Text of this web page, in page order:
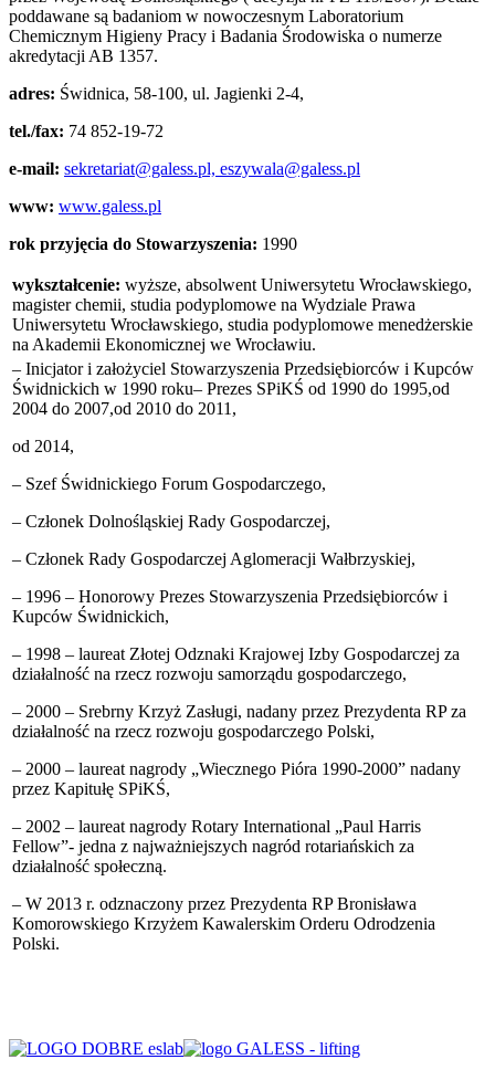
poddawane są badaniom w nowoczesnym Laboratorium
Chemicznym Higieny Pracy i Badania Środowiska o numerze
akredytacji AB 1357.
adres: Świdnica, 58-100, ul. Jagienki 2-4,
tel./fax: 74 852-19-72
e-mail: sekretariat@galess.pl, eszywala@galess.pl
www: www.galess.pl
rok przyjęcia do Stowarzyszenia: 1990
wykształcenie: wyższe, absolwent Uniwersytetu Wrocławskiego,
magister chemii, studia podyplomowe na Wydziale Prawa
Uniwersytetu Wrocławskiego, studia podyplomowe menedżerskie
na Akademii Ekonomicznej we Wrocławiu.
– Inicjator i założyciel Stowarzyszenia Przedsiębiorców i Kupców
Świdnickich w 1990 roku– Prezes SPiKŚ od 1990 do 1995,od
2004 do 2007,od 2010 do 2011,
od 2014,
– Szef Świdnickiego Forum Gospodarczego,
– Członek Dolnośląskiej Rady Gospodarczej,
– Członek Rady Gospodarczej Aglomeracji Wałbrzyskiej,
– 1996 – Honorowy Prezes Stowarzyszenia Przedsiębiorców i
Kupców Świdnickich,
– 1998 – laureat Złotej Odznaki Krajowej Izby Gospodarczej za
działalność na rzecz rozwoju samorządu gospodarczego,
– 2000 – Srebrny Krzyż Zasługi, nadany przez Prezydenta RP za
działalność na rzecz rozwoju gospodarczego Polski,
– 2000 – laureat nagrody „Wiecznego Pióra 1990-2000” nadany
przez Kapitułę SPiKŚ,
– 2002 – laureat nagrody Rotary International „Paul Harris
Fellow”- jedna z najważniejszych nagród rotariańskich za
działalność społeczną.
– W 2013 r. odznaczony przez Prezydenta RP Bronisława
Komorowskiego Krzyżem Kawalerskim Orderu Odrodzenia
Polski.